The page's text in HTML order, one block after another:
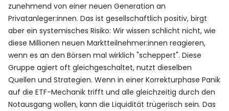
zunehmend von einer neuen Generation an
Privatanleger:innen. Das ist gesellschaftlich positiv, birgt
aber ein systemisches Risiko: Wir wissen schlicht nicht, wie
diese Millionen neuen Marktteilnehmer:innen reagieren,
wenn es an den Börsen mal wirklich "scheppert". Diese
Gruppe agiert oft gleichgeschaltet, nutzt dieselben
Quellen und Strategien. Wenn in einer Korrekturphase Panik
auf die ETF-Mechanik trifft und alle gleichzeitig durch den
Notausgang wollen, kann die Liquidität trügerisch sein. Das